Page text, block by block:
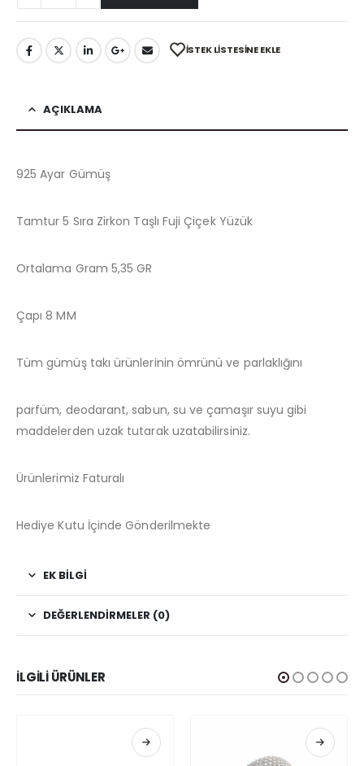
İSTEK LISTESINE EKLE
AÇIKLAMA
925 Ayar Gümüş
Tamtur 5 Sıra Zirkon Taşlı Fuji Çiçek Yüzük
Ortalama Gram 5,35 GR
Çapı 8 MM
Tüm gümüş takı ürünlerinin ömrünü ve parlaklığını
parfüm, deodarant, sabun, su ve çamaşır suyu gibi
maddelerden uzak tutarak uzatabilirsiniz.
Ürünlerimiz Faturalı
Hediye Kutu İçinde Gönderilmekte
EK BILGI
DEĞERLENDIRMELER (0)
İLGILI ÜRÜNLER